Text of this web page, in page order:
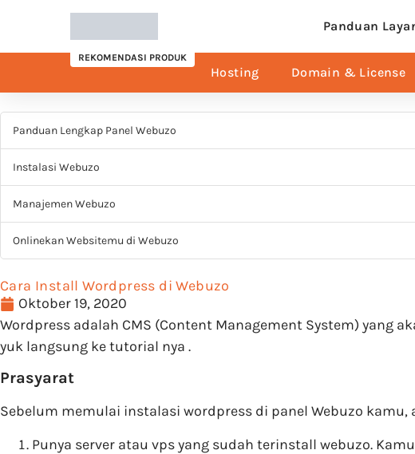
Panduan
REKOMENDASI PRODUK
Hosting Domain & License
Panduan Lengkap Panel Webuzo
Instalasi Webuzo
Manajemen Webuzo
Onlinekan Websitemu di Webuzo
Cara Install Wordpress di Webuzo
Oktober 19, 2020
Wordpress adalah CMS (Content Management System) yang
yuk langsung ke tutorial nya .
Prasyarat
Sebelum memulai instalasi wordpress di panel Webuzo
Punya server atau vps yang sudah terinstall webuzo.